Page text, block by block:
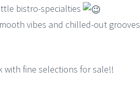
bistro-specialties
vibes and chilled-out grooves
with fine selections for sale!!